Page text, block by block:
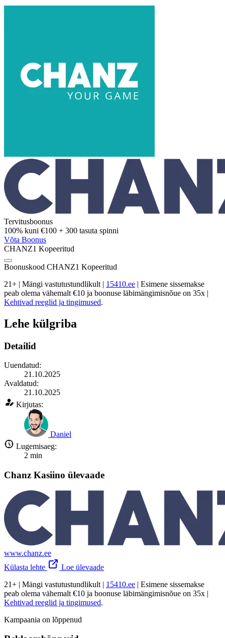
Tervitusboonus
100% kuni €100 + 300 tasuta spinni
Võta Boonus
CHANZ1 Kopeeritud
Boonuskood CHANZ1 Kopeeritud
21+ | Mängi vastutustundlikult | 15410.ee | Esimene sissemakse
peab olema vähemalt €10 ja boonuse läbimängimisnõue on 35x |
Kehtivad reeglid ja tingimused.
Lehe külgriba
Detailid
Uuendatud:
21.10.2025
Avaldatud:
21.10.2025
Kirjutas:
Daniel
Lugemisaeg:
2 min
Chanz Kasiino ülevaade
www.chanz.ee
Külasta lehte
Loe ülevaade
21+ | Mängi vastutustundlikult | 15410.ee | Esimene sissemakse
peab olema vähemalt €10 ja boonuse läbimängimisnõue on 35x |
Kehtivad reeglid ja tingimused.
Kampaania on lõppenud